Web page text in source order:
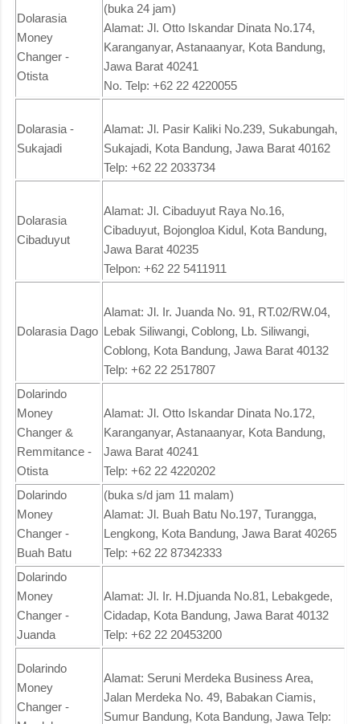
Dolarasia
Money
Changer -
Otista
(buka 24 jam)
Alamat: Jl. Otto Iskandar Dinata No.174,
Karanganyar, Astanaanyar, Kota Bandung,
Jawa Barat 40241
No. Telp: +62 22 4220055
Dolarasia -
Sukajadi
Alamat: Jl. Pasir Kaliki No.239, Sukabungah,
Sukajadi, Kota Bandung, Jawa Barat 40162
Telp: +62 22 2033734
Dolarasia
Cibaduyut
Alamat: Jl. Cibaduyut Raya No.16,
Cibaduyut, Bojongloa Kidul, Kota Bandung,
Jawa Barat 40235
Telpon: +62 22 5411911
Dolarasia Dago
Alamat: Jl. Ir. Juanda No. 91, RT.02/RW.04,
Lebak Siliwangi, Coblong, Lb. Siliwangi,
Coblong, Kota Bandung, Jawa Barat 40132
Telp: +62 22 2517807
Dolarindo
Money
Changer &
Remmitance -
Otista
Alamat: Jl. Otto Iskandar Dinata No.172,
Karanganyar, Astanaanyar, Kota Bandung,
Jawa Barat 40241
Telp: +62 22 4220202
Dolarindo
Money
Changer -
Buah Batu
(buka s/d jam 11 malam)
Alamat: Jl. Buah Batu No.197, Turangga,
Lengkong, Kota Bandung, Jawa Barat 40265
Telp: +62 22 87342333
Dolarindo
Money
Changer -
Juanda
Alamat: Jl. Ir. H.Djuanda No.81, Lebakgede,
Cidadap, Kota Bandung, Jawa Barat 40132
Telp: +62 22 20453200
Dolarindo
Money
Changer -
Alamat: Seruni Merdeka Business Area,
Jalan Merdeka No. 49, Babakan Ciamis,
Sumur Bandung, Kota Bandung, Jawa Telp: